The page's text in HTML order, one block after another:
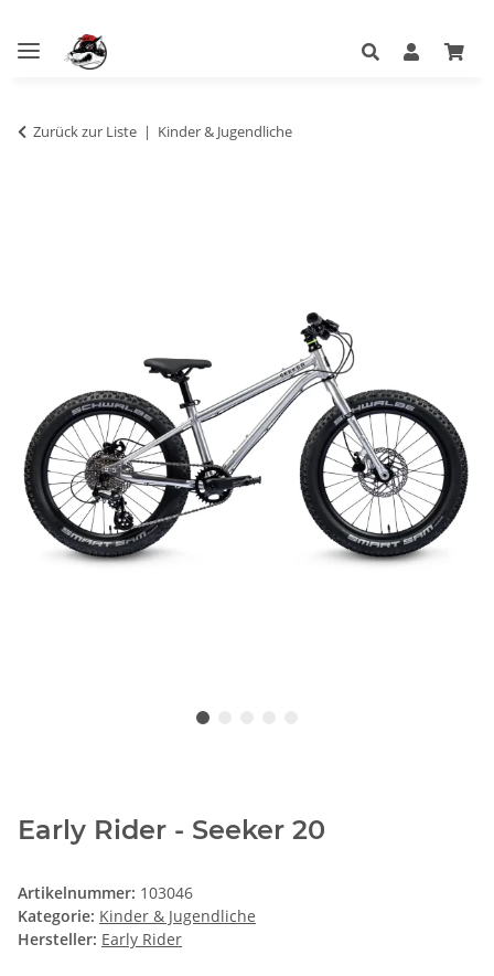
Zurück zur Liste Kinder & Jugendliche
Early Rider - Seeker 20
Artikelnummer: 103046
Kategorie: Kinder & Jugendliche
Hersteller: Early Rider